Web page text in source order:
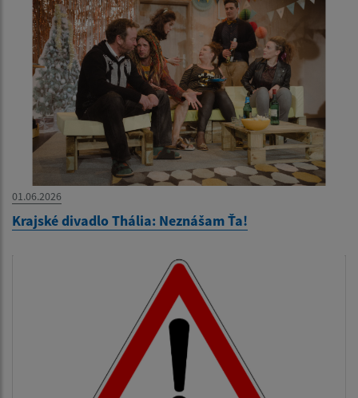
01.06.2026
Krajské divadlo Thália: Neznášam Ťa!